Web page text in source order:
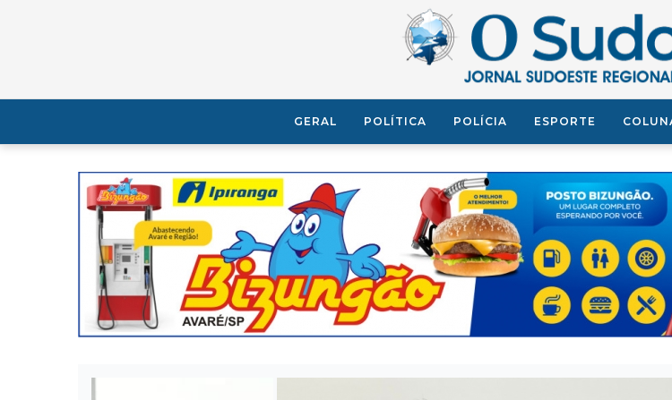
GERAL POLÍTICA POLÍCIA ESPORTE